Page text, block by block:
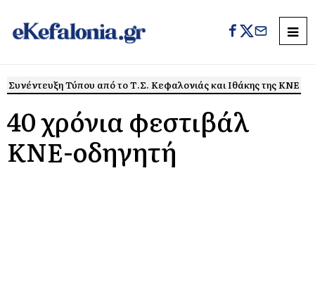
Συνέντευξη Τύπου από το Τ.Σ. Κεφαλονιάς και Ιθάκης της ΚΝΕ
40 χρόνια φεστιβάλ
ΚΝΕ-οδηγητή